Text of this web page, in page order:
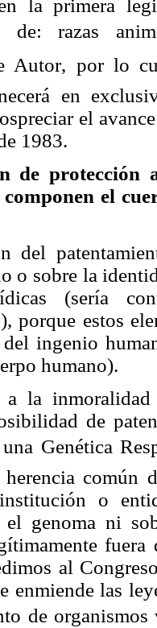
la primera
de: razas
Autor, por lo
en
el
1983.
de protección
el
del
o sobre la
(sería
porque estos
ingenio
humano).
a la
de
Genética
común
o
el genoma ni
al
enmiende las
de